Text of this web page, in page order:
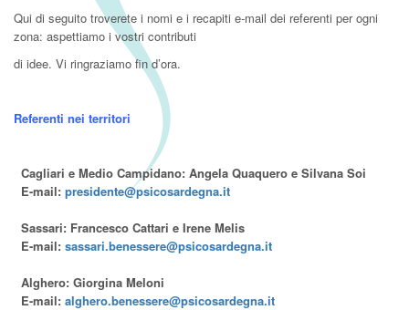
Qui di seguito troverete i nomi e i recapiti e-mail dei referenti per ogni
zona: aspettiamo i vostri contributi
di idee. Vi ringraziamo fin d’ora.
Referenti nei territori
Cagliari e Medio Campidano: Angela Quaquero e Silvana Soi
E-mail: presidente@psicosardegna.it
Sassari: Francesco Cattari e Irene Melis
E-mail: sassari.benessere@psicosardegna.it
Alghero: Giorgina Meloni
E-mail: alghero.benessere@psicosardegna.it